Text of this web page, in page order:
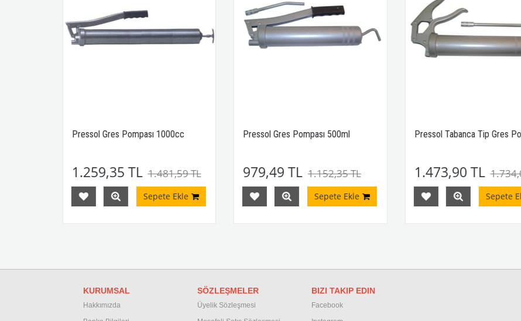
Pressol Gres Pompası 1000cc
1.259,35 TL 1.481,59 TL
Sepete Ekle
Pressol Gres Pompası 500ml
979,49 TL 1.152,35 TL
Sepete Ekle
Pressol Tabanca Tip Gres
1.473,90 TL
Sepete
KURUMSAL
Hakkımızda
SÖZLEŞMELER
Üyelik Sözleşmesi
BIZI TAKIP EDIN
Facebook